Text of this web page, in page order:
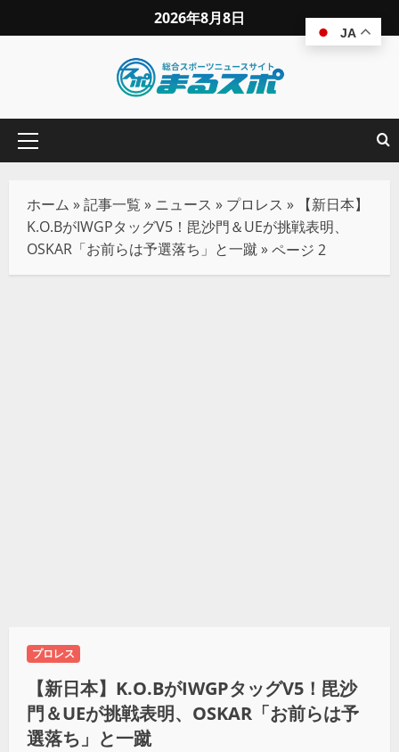
2026年8月8日
ホーム »記事一覧 » ニュース » プロレス »
【新日本】
K.O.BがIWGPタッグV5！毘沙門＆UEが挑戦表明、
OSKAR「お前らは予選落ち」と一蹴»ページ 2
プロレス
【新日本】K.O.BがIWGPタッグV5！毘沙
門＆UEが挑戦表明、OSKAR「お前らは予
選落ち」と一蹴
JA